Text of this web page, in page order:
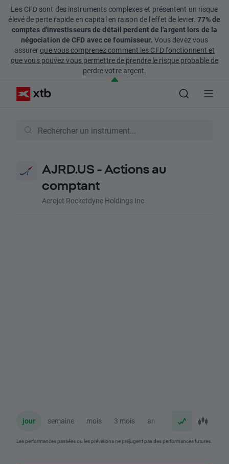
Les CFD sont des instruments complexes et présentent un risque
élevé de perte rapide en capital en raison de l'effet de levier. 77% de
comptes d'investisseurs de détail perdent de l'argent lors de la
négociation de CFD avec ce fournisseur. Vous devez vous
assurerque vous comprenez comment les CFD fonctionnent et
que vous pouvez vous permettre de prendre le risque probable de
perdre votre argent.
AJRD.US - Actions au
comptant
Aerojet Rocketdyne Holdings Inc
jour semaine mois 3 mois an
Les performances passées ou les prévisions ne préjugent pas des performances futures.